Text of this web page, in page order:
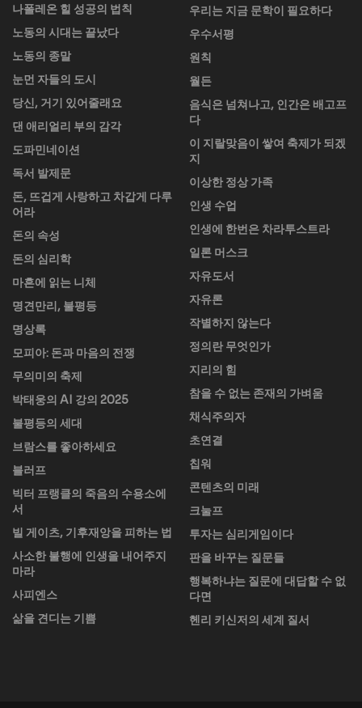
나폴레온 힐 성공의 법칙
노동의 시대는 끝났다
노동의 종말
눈먼 자들의 도시
당신, 거기 있어줄래요
댄 애리얼리 부의 감각
도파민네이션
독서 발제문
돈, 뜨겁게 사랑하고 차갑게 다루
어라
돈의 속성
돈의 심리학
마흔에 읽는 니체
명견만리, 불평등
명상록
모피아: 돈과 마음의 전쟁
무의미의 축제
박태웅의 AI 강의 2025
불평등의 세대
브람스를 좋아하세요
블러프
빅터 프랭클의 죽음의 수용소에
서
빌 게이츠, 기후재앙을 피하는 법
사소한 불행에 인생을 내어주지
마라
사피엔스
삶을 견디는 기쁨
우리는 지금 문학이 필요하다
우수서평
원칙
월든
음식은 넘쳐나고, 인간은 배고프
다
이 지랄맞음이 쌓여 축제가 되겠
지
이상한 정상 가족
인생 수업
인생에 한번은 차라투스트라
일론 머스크
자유도서
자유론
작별하지 않는다
정의란 무엇인가
지리의 힘
참을 수 없는 존재의 가벼움
채식주의자
초연결
칩워
콘텐츠의 미래
크눌프
투자는 심리게임이다
판을 바꾸는 질문들
행복하냐는 질문에 대답할 수 없
다면
헨리 키신저의 세계 질서